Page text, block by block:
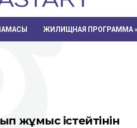
ЖИЛИЩНАЯ ПРОГРАММА
жұмыс істейтінін